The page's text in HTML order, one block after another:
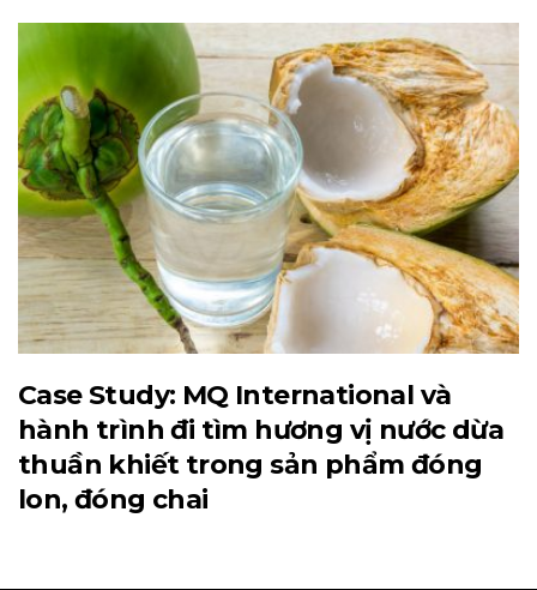
Case Study: MQ International và
hành trình đi tìm hương vị nước dừa
thuần khiết trong sản phẩm đóng
lon, đóng chai